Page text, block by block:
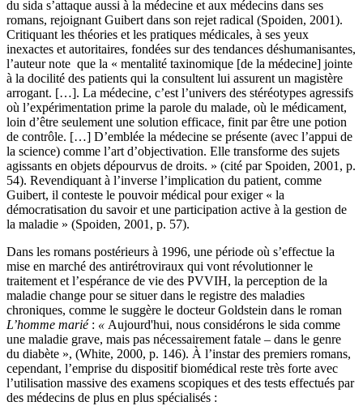
du sida s’attaque aussi à la médecine et aux médecins dans ses
romans, rejoignant Guibert dans son rejet radical (Spoiden, 2001).
Critiquant les théories et les pratiques médicales, à ses yeux
inexactes et autoritaires, fondées sur des tendances déshumanisantes,
l’auteur note que la « mentalité taxinomique [de la médecine] jointe
à la docilité des patients qui la consultent lui assurent un magistère
arrogant. […]. La médecine, c’est l’univers des stéréotypes agressifs
où l’expérimentation prime la parole du malade, où le médicament,
loin d’être seulement une solution efficace, finit par être une potion
de contrôle. […] D’emblée la médecine se présente (avec l’appui de
la science) comme l’art d’objectivation. Elle transforme des sujets
agissants en objets dépourvus de droits. » (cité par Spoiden, 2001, p.
54). Revendiquant à l’inverse l’implication du patient, comme
Guibert, il conteste le pouvoir médical pour exiger « la
démocratisation du savoir et une participation active à la gestion de
la maladie » (Spoiden, 2001, p. 57).
Dans les romans postérieurs à 1996, une période où s’effectue la
mise en marché des antirétroviraux qui vont révolutionner le
traitement et l’espérance de vie des PVVIH, la perception de la
maladie change pour se situer dans le registre des maladies
chroniques, comme le suggère le docteur Goldstein dans le roman
L’homme marié : « Aujourd'hui, nous considérons le sida comme
une maladie grave, mais pas nécessairement fatale – dans le genre
du diabète », (White, 2000, p. 146). À l’instar des premiers romans,
cependant, l’emprise du dispositif biomédical reste très forte avec
l’utilisation massive des examens scopiques et des tests effectués par
des médecins de plus en plus spécialisés :